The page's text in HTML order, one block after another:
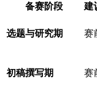
备赛阶段 建
选题与研究期 赛
初稿撰写期 赛